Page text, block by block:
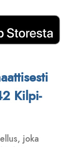
Kilpi-
joka